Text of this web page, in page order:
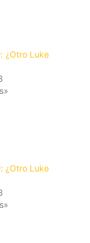
¿Otro Luke
¿Otro Luke